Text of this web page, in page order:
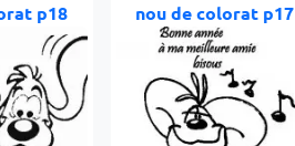
p18
nou de colorat p17